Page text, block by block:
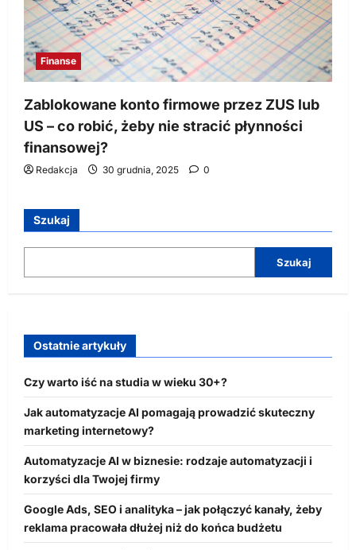
Finanse
Zablokowane konto firmowe przez ZUS lub
US – co robić, żeby nie stracić płynności
finansowej?
Redakcja 30 grudnia, 2025 0
Szukaj
Szukaj
Ostatnie artykuły
Czy warto iść na studia w wieku 30+?
Jak automatyzacje AI pomagają prowadzić skuteczny
marketing internetowy?
Automatyzacje AI w biznesie: rodzaje automatyzacji i
korzyści dla Twojej firmy
Google Ads, SEO i analityka – jak połączyć kanały, żeby
reklama pracowała dłużej niż do końca budżetu